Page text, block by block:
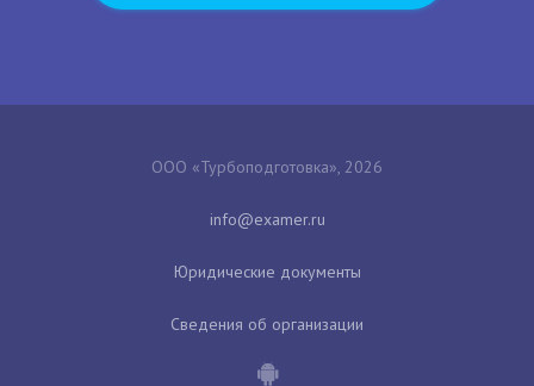
ООО «Турбоподготовка», 2026
Юридические документы
Сведения об организации